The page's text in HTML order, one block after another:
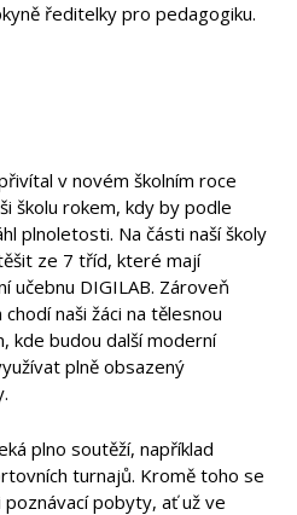
ředitelky pro pedagogiku.
v novém školním roce
školu rokem, kdy by podle
plnoletosti. Na části naší školy
ze 7 tříd, které mají
učebnu DIGILAB. Zároveň
naši žáci na tělesnou
kde budou další moderní
plně obsazený
plno soutěží, například
turnajů. Kromě toho se
pobyty, ať už ve